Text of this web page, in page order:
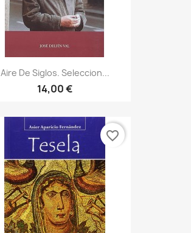
Aire De Siglos. Seleccion...
14,00 €
favorite_border